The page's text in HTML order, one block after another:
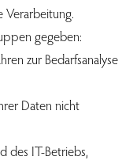
Verarbeitung.
gegeben:
zur Bedarfsanalyse
Daten nicht
IT-Betriebs,